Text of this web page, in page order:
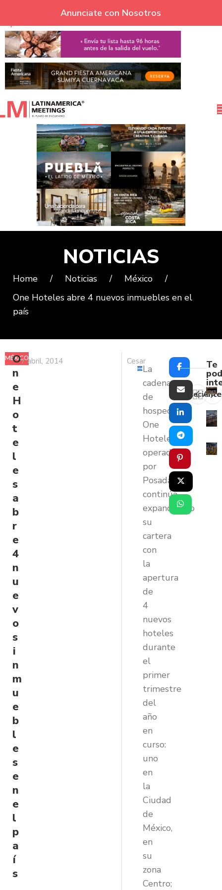
Skip to navigation
Skip to main content
Anunciate con Nosotros
NOTICIAS
Home / Noticias / México
/
One Hoteles abre 4 nuevos inmuebles en el
país
MÉXICO
O
n
e
H
o
t
e
l
e
s
a
b
r
e
4
n
u
e
v
o
s
i
n
m
u
e
b
l
e
s
e
n
e
l
p
a
í
s
7 abril, 2014 Cesar
La
cadena
de
hospedaje
One
Hoteles,
operada
por
Posadas,
continúa
expandiendo
su
cartera
con
la
apertura
de
4
nuevos
hoteles
durante
el
primer
trimestre
del
año
en
curso:
uno
en
la
Ciudad
de
México,
en
su
zona
Centro;
Reciente
Te